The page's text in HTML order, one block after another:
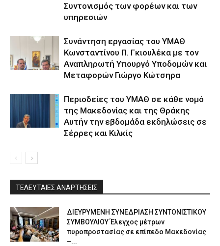
Συντονισμός των φορέων και των
υπηρεσιών
Συνάντηση εργασίας του ΥΜΑΘ
Κωνσταντίνου Π. Γκιουλέκα με τον
Αναπληρωτή Υπουργό Υποδομών και
Μεταφορών Γιώργο Κώτσηρα
Περιοδείες του ΥΜΑΘ σε κάθε νομό
της Μακεδονίας και της Θράκης
Αυτήν την εβδομάδα εκδηλώσεις σε
Σέρρες και Κιλκίς
ΤΕΛΕΥΤΑΙΕΣ ΑΝΑΡΤΗΣΕΙΣ
ΔΙΕΥΡΥΜΕΝΗ ΣΥΝΕΔΡΙΑΣΗ ΣΥΝΤΟΝΙΣΤΙΚΟΥ
ΣΥΜΒΟΥΛΙΟΥ Έλεγχος μέτρων
πυροπροστασίας σε επίπεδο Μακεδονίας
–...